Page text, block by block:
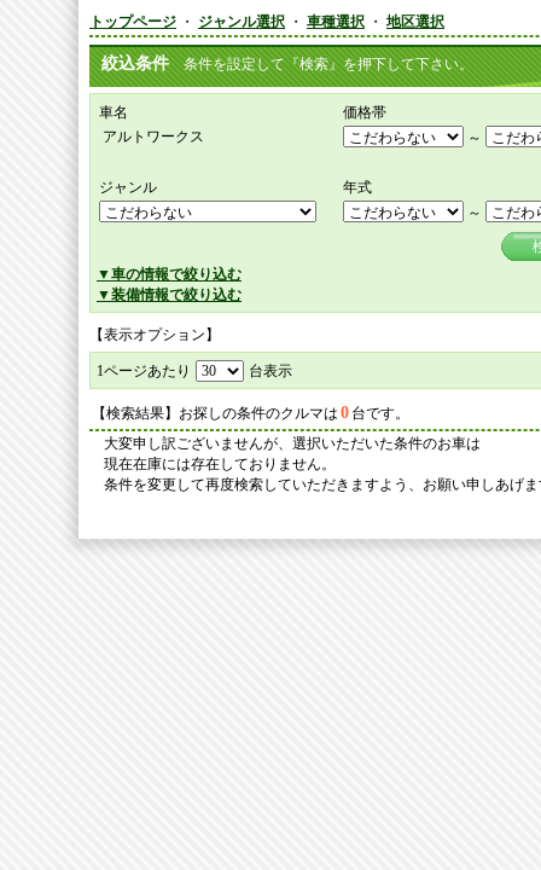
トップページ ・ ジャンル選択 ・ 車種選択 ・ 地区選択
絞込条件 条件を設定して『検索』を押下して下さい。
車名
価格帯
アルトワークス
～
ジャンル
年式
～
▼車の情報で絞り込む
▼装備情報で絞り込む
【表示オプション】
1ページあたり 台表示
【検索結果】お探しの条件のクルマは 0 台です。
大変申し訳ございませんが、選択いただいた条件のお車は
現在在庫には存在しておりません。
条件を変更して再度検索していただきますよう、お願い申しあげ